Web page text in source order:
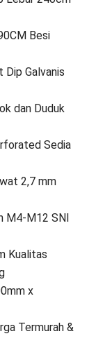
Besi
Galvanis
dan Duduk
Sedia
2,7 mm
M4-M12 SNI
Kualitas
x
Termurah &